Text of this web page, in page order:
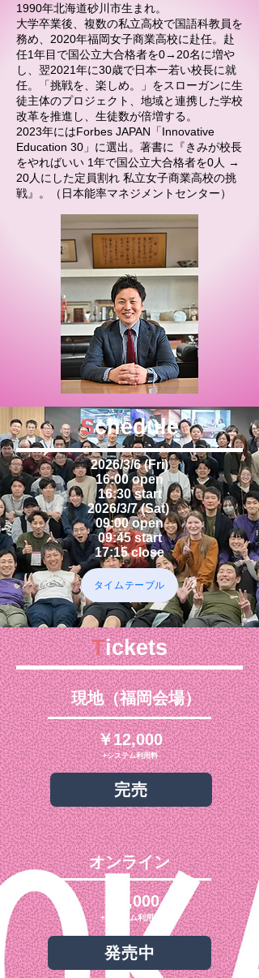
1990年北海道砂川市生まれ。
大学卒業後、複数の私立高校で国語科教員を
務め、2020年福岡女子商業高校に赴任。 赴
任1年目で国公立大合格者を0→20名に増や
し、翌2021年に30歳で日本一若い校長に就
任。「挑戦を、楽しめ。」をスローガンに生
徒主体のプロジェクト、地域と連携した学校
改革を推進し、生徒数が倍増する。
2023年にはForbes JAPAN「Innovative
Education 30」に選出。著書に『きみが校長
をやればいい 1年で国公立大合格者を0人 →
20人にした定員割れ 私立女子商業高校の挑
戦』。（日本能率マネジメントセンター）
Schedule
2026/3/6 (Fri)
16:00 open
16:30 start
2026/3/7 (Sat)
09:00 open
09:45 start
17:15 close
タイムテーブル
Tickets
現地（福岡会場）
￥12,000
+システム利用料
完売
​オンライン
￥6,000
+システム利用料
発売中